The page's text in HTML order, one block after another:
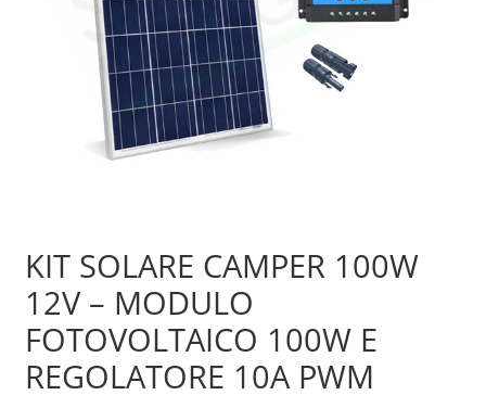
Sample Page
KIT SOLARE CAMPER 100W
12V – MODULO
FOTOVOLTAICO 100W E
REGOLATORE 10A PWM